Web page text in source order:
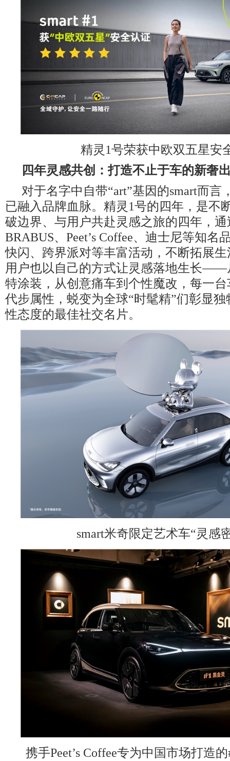
精灵1号荣获中欧双五星安
四年灵感共创：打造不止于车的新奢
对于名字中自带“art”基因的smart而言
已融入品牌血脉。精灵1号的四年，是不
破边界、与用户共赴灵感之旅的四年，
BRABUS、Peet’s Coffee、迪士尼等知名
快闪、跨界派对等丰富活动，不断拓展
用户也以自己的方式让灵感落地生长——
特涂装，从创意痛车到个性魔改，每一
代步属性，蜕变为全球“时髦精”们彰显
性态度的最佳社交名片。
smart米奇限定艺术车“灵感
携手Peet’s Coffee专为中国市场打造